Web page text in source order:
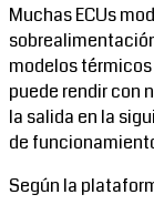
Muchas ECUs
modelos
puede rendir con
la salida en la
de
Según la